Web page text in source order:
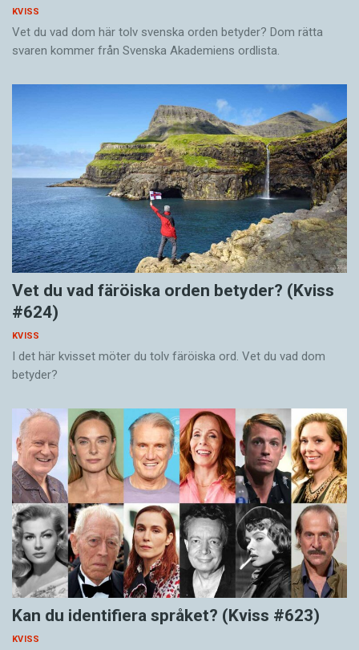
KVISS
Vet du vad dom här tolv svenska orden betyder? Dom rätta
svaren kommer från Svenska Akademiens ordlista.
Vet du vad färöiska orden betyder? (Kviss
#624)
KVISS
I det här kvisset möter du tolv färöiska ord. Vet du vad dom
betyder?
Kan du identifiera språket? (Kviss #623)
KVISS